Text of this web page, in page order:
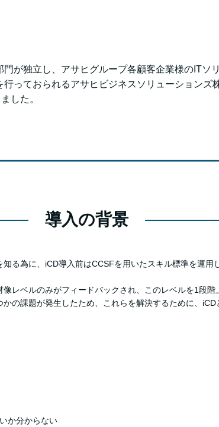
が独立し、アサヒグループ各顧客企業様のITソ
っておられるアサヒビジネスソリューションズ
した。
導入の背景
る為に、iCD導入前はCCSFを用いたスキル標準を運用
レベルのみがフィードバックされ、このレベルを1段階
の課題が発生したため、これらを解決するために、iCD
か分からない